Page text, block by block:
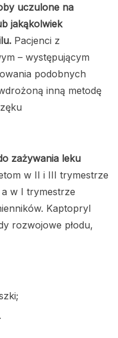
uczulone na
jakąkolwiek
Pacjenci z
– występującym
podobnych
inną metodę
zażywania leku
w II i III trymestrze
w I trymestrze
Kaptopryl
rozwojowe płodu,